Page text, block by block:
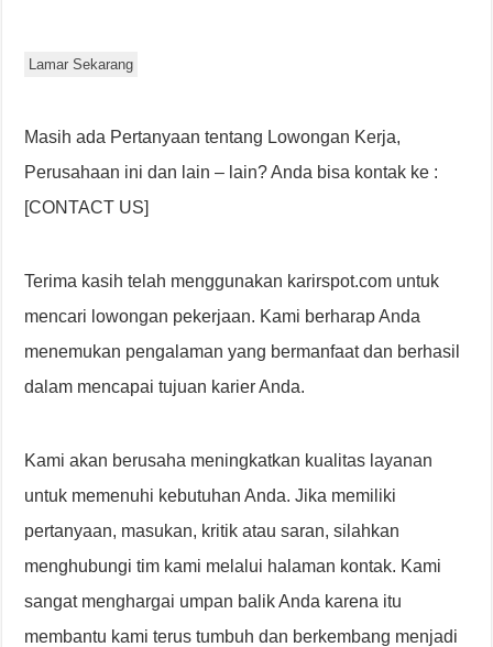
Lamar Sekarang
Masih ada Pertanyaan tentang Lowongan Kerja,
Perusahaan ini dan lain – lain? Anda bisa kontak ke :
[CONTACT US]
Terima kasih telah menggunakan karirspot.com untuk
mencari lowongan pekerjaan. Kami berharap Anda
menemukan pengalaman yang bermanfaat dan berhasil
dalam mencapai tujuan karier Anda.
Kami akan berusaha meningkatkan kualitas layanan
untuk memenuhi kebutuhan Anda. Jika memiliki
pertanyaan, masukan, kritik atau saran, silahkan
menghubungi tim kami melalui halaman kontak. Kami
sangat menghargai umpan balik Anda karena itu
membantu kami terus tumbuh dan berkembang menjadi